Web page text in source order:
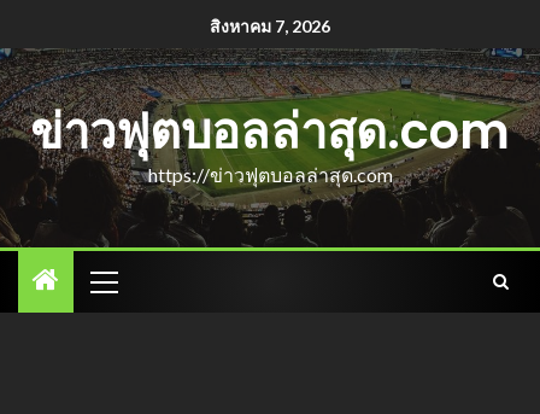
สิงหาคม 7, 2026
ข่าวฟุตบอลล่าสุด.com
https://ข่าวฟุตบอลล่าสุด.com